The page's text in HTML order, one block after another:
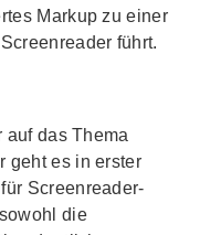
Markup zu einer
führt.
das Thema
geht es in erster
Screenreader-
die